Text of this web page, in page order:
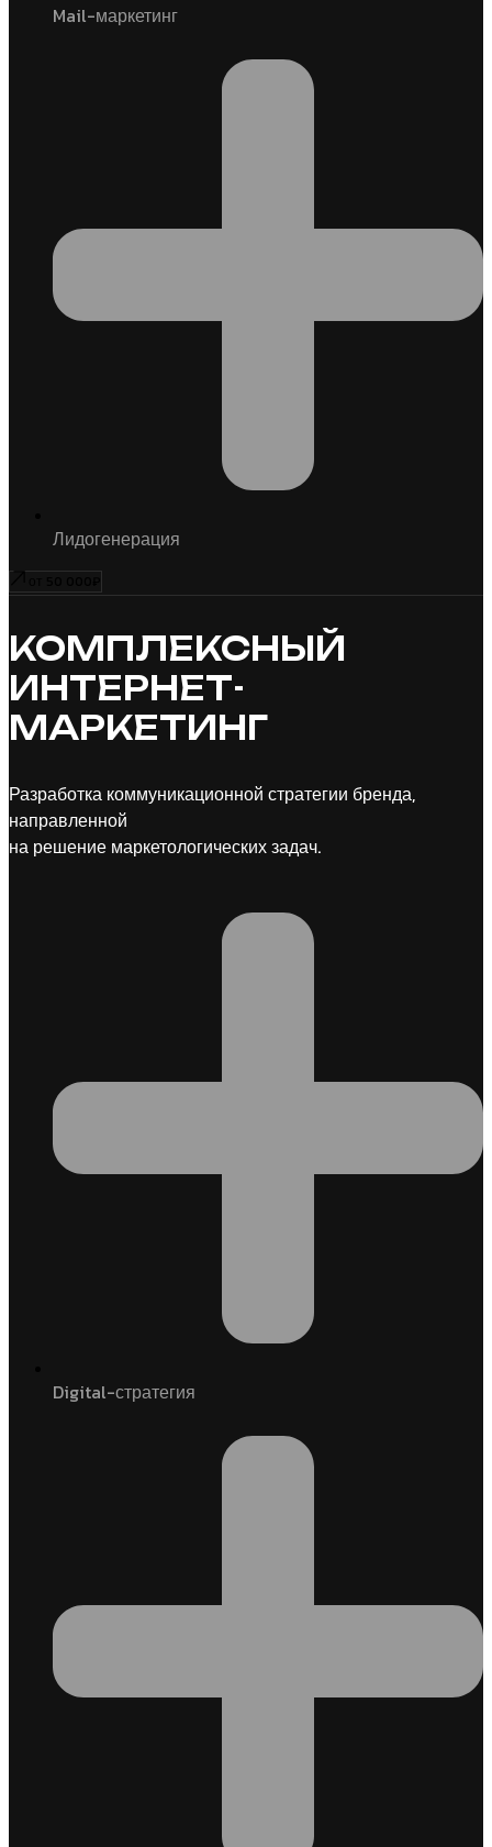
Mail-маркетинг
Лидогенерация
КОМПЛЕКСНЫЙ
ИНТЕРНЕТ-
МАРКЕТИНГ
Разработка коммуникационной стратегии бренда,
направленной
на решение маркетологических задач.
Digital-стратегия